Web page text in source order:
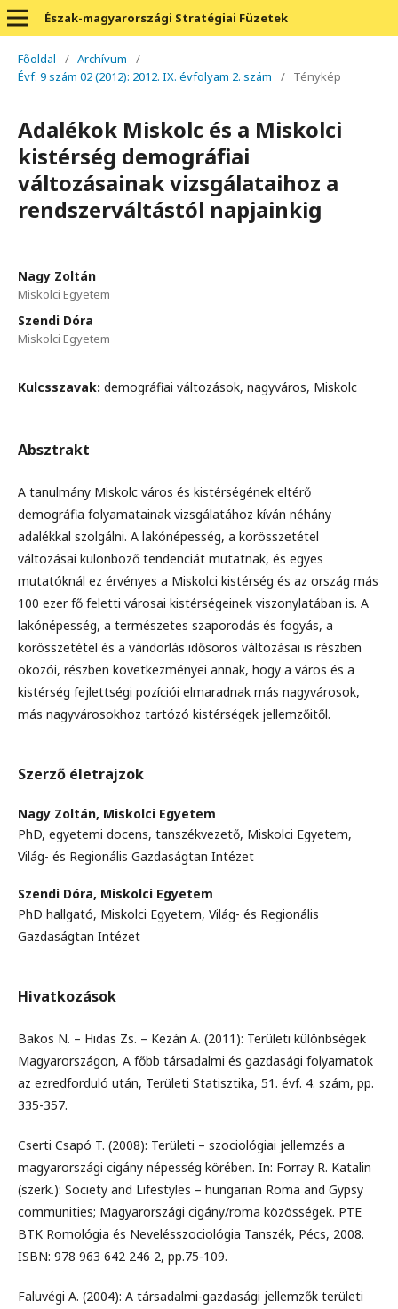
Észak-magyarországi Stratégiai Füzetek
Főoldal / Archívum
/
Évf. 9 szám 02 (2012): 2012. IX. évfolyam 2. szám
/ Ténykép
Adalékok Miskolc és a Miskolci
kistérség demográfiai
változásainak vizsgálataihoz a
rendszerváltástól napjainkig
Nagy Zoltán
Miskolci Egyetem
Szendi Dóra
Miskolci Egyetem
Kulcsszavak: demográfiai változások, nagyváros, Miskolc
Absztrakt
A tanulmány Miskolc város és kistérségének eltérő
demográfia folyamatainak vizsgálatához kíván néhány
adalékkal szolgálni. A lakónépesség, a korösszetétel
változásai különböző tendenciát mutatnak, és egyes
mutatóknál ez érvényes a Miskolci kistérség és az ország más
100 ezer fő feletti városai kistérségeinek viszonylatában is. A
lakónépesség, a természetes szaporodás és fogyás, a
korösszetétel és a vándorlás idősoros változásai is részben
okozói, részben következményei annak, hogy a város és a
kistérség fejlettségi pozíciói elmaradnak más nagyvárosok,
más nagyvárosokhoz tartózó kistérségek jellemzőitől.
Szerző életrajzok
Nagy Zoltán, Miskolci Egyetem
PhD, egyetemi docens, tanszékvezető, Miskolci Egyetem,
Világ- és Regionális Gazdaságtan Intézet
Szendi Dóra, Miskolci Egyetem
PhD hallgató, Miskolci Egyetem, Világ- és Regionális
Gazdaságtan Intézet
Hivatkozások
Bakos N. – Hidas Zs. – Kezán A. (2011): Területi különbségek
Magyarországon, A főbb társadalmi és gazdasági folyamatok
az ezredforduló után, Területi Statisztika, 51. évf. 4. szám, pp.
335-357.
Cserti Csapó T. (2008): Területi – szociológiai jellemzés a
magyarországi cigány népesség körében. In: Forray R. Katalin
(szerk.): Society and Lifestyles – hungarian Roma and Gypsy
communities; Magyarországi cigány/roma közösségek. PTE
BTK Romológia és Nevelésszociológia Tanszék, Pécs, 2008.
ISBN: 978 963 642 246 2, pp.75-109.
Faluvégi A. (2004): A társadalmi-gazdasági jellemzők területi